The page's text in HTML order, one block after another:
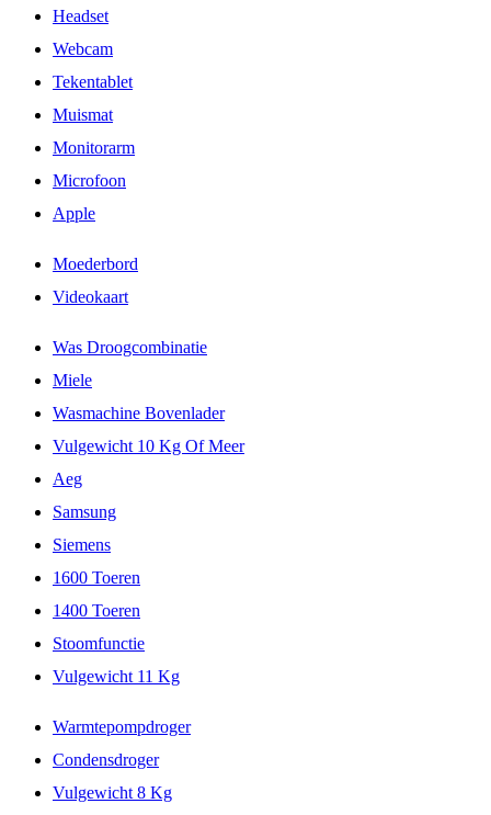
Headset
Webcam
Tekentablet
Muismat
Monitorarm
Microfoon
Apple
Moederbord
Videokaart
Was Droogcombinatie
Miele
Wasmachine Bovenlader
Vulgewicht 10 Kg Of Meer
Aeg
Samsung
Siemens
1600 Toeren
1400 Toeren
Stoomfunctie
Vulgewicht 11 Kg
Warmtepompdroger
Condensdroger
Vulgewicht 8 Kg